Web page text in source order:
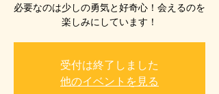
必要なのは少しの勇気と好奇心！会えるのを
楽しみにしています！
受付は終了しました
他のイベントを見る